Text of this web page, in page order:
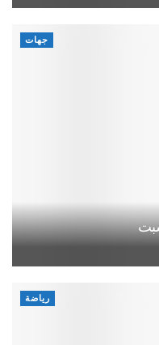
جهات
رياضة